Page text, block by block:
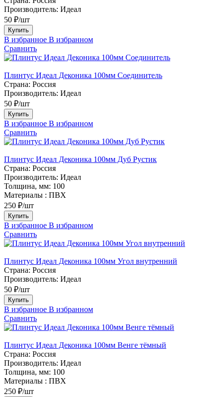
Производитель: Идеал
50 ₽/шт
Купить
В избранное В избранном
Сравнить
Плинтус Идеал Деконика 100мм Соединитель
Страна: Россия
Производитель: Идеал
50 ₽/шт
Купить
В избранное В избранном
Сравнить
Плинтус Идеал Деконика 100мм Дуб Рустик
Страна: Россия
Производитель: Идеал
Толщина, мм: 100
Материалы : ПВХ
250 ₽/шт
Купить
В избранное В избранном
Сравнить
Плинтус Идеал Деконика 100мм Угол внутренний
Страна: Россия
Производитель: Идеал
50 ₽/шт
Купить
В избранное В избранном
Сравнить
Плинтус Идеал Деконика 100мм Венге тёмный
Страна: Россия
Производитель: Идеал
Толщина, мм: 100
Материалы : ПВХ
250 ₽/шт